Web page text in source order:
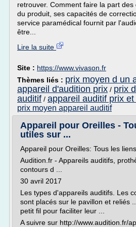
retrouver. Comment faire la part
du produit, ses capacités de
service paramédical fournit par
être...
Lire la suite
Site : https://www.vivason.fr
Thèmes liés : prix moyen d un
appareil d'audition prix / prix
auditif / appareil auditif prix
prix moyen appareil auditif
Appareil pour Oreilles -
utiles sur ...
Appareil pour Oreilles: Tous les
Audition.fr - Appareils auditifs,
contours d ...
30 avril 2017
Les types d'appareils auditifs. Les
sont placés sur le pavillon et reliés
petit fil pour faciliter leur ...
A suivre sur http://www.audition.fr/